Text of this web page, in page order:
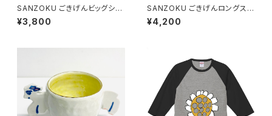
SANZOKU ごきげんビッグシル
エットT★（ホワイト）
¥3,800
SANZOKU ごきげんロングスリ
ーブT★（ホワイト）
¥4,200